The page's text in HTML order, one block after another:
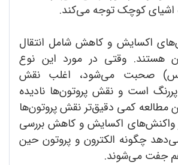
اشیای کوچک توجه می‌کند.
اکسایش و کاهش شامل انتقال
هستند. وقتی در مورد این نوع
صحبت می‌شود، اغلب نقش
پررنگ است و نقش پروتون‌ها نادیده
مطالعه کمی دقیق‌تر نقش پروتون‌ها
واکنش‌های اکسایش و کاهش بررسی
چگونه الکترون و پروتون حین
هم جفت می‌شوند.